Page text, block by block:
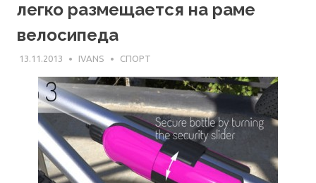
легко размещается на раме
велосипеда
13.11.2013 IVANS СПОРТ